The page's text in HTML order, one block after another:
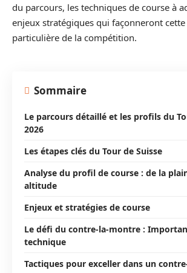
du parcours, les techniques de course à
enjeux stratégiques qui façonneront
particulière de la compétition.
Sommaire
Le parcours détaillé et les profils du
2026
Les étapes clés du Tour de Suisse
Analyse du profil de course : de la
altitude
Enjeux et stratégies de course
Le défi du contre-la-montre :
technique
Tactiques pour exceller dans un